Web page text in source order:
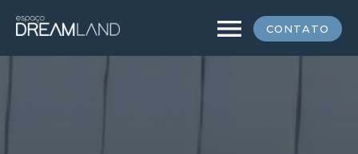
CONTATO
menu